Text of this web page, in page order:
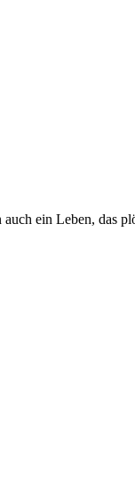
ein Leben, das